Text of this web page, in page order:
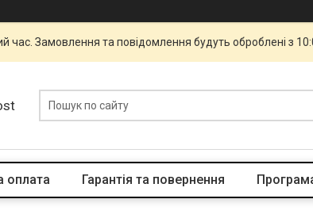
час. Замовлення та повідомлення будуть оброблені з
оплата Гарантія та повернення